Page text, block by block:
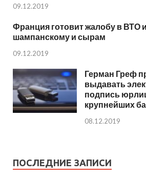
09.12.2019
Франция готовит жалобу в ВТО
шампанскому и сырам
09.12.2019
Герман Греф
выдавать
подпись
крупнейших
08.12.2019
ПОСЛЕДНИЕ ЗАПИСИ